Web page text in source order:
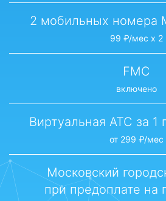
2 мобильных номера
99 ₽/мес х 2
FMC
включено
Виртуальная АТС за 1
от 299 ₽/мес
Московский
при предоплате на